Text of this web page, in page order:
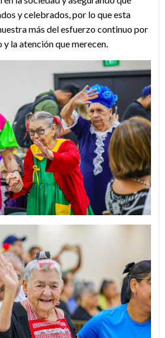
y celebrados, por lo que esta
más del esfuerzo continuo por
la atención que merecen.